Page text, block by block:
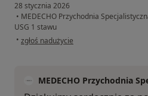
28 stycznia 2026
• MEDECHO Przychodnia
USG 1 stawu
• w opinii użytkownika Magda D.
zgłoś nadużycie
MEDECHO Przychodnia